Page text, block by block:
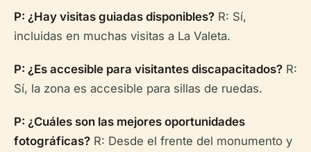
P: ¿Hay visitas guiadas disponibles? R: Sí,
incluidas en muchas visitas a La Valeta.
P: ¿Es accesible para visitantes discapacitados? R:
Sí, la zona es accesible para sillas de ruedas.
P: ¿Cuáles son las mejores oportunidades
fotográficas? R: Desde el frente del monumento y